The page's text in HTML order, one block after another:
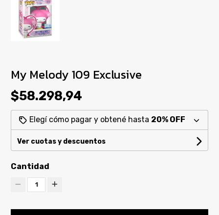
My Melody 109 Exclusive
$58.298,94
Elegí cómo pagar y obtené hasta 20% OFF
Ver cuotas y descuentos
Cantidad
1